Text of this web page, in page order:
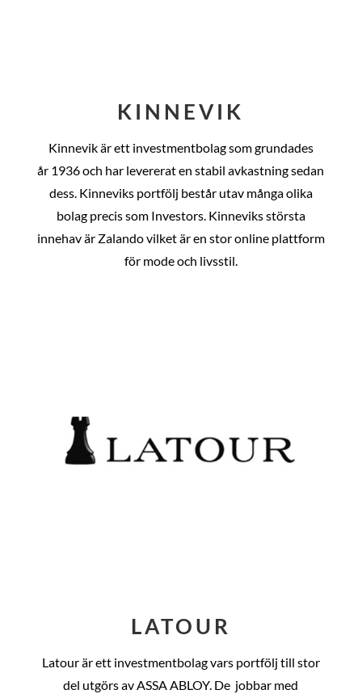
KINNEVIK
Kinnevik är ett investmentbolag som grundades
år 1936 och har levererat en stabil avkastning sedan
dess. Kinneviks portfölj består utav många olika
bolag precis som Investors. Kinneviks största
innehav är Zalando vilket är en stor online plattform
för mode och livsstil.
LATOUR
Latour är ett investmentbolag vars portfölj till stor
del utgörs av ASSA ABLOY. De jobbar med